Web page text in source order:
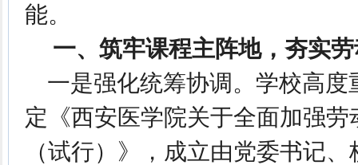
能。
一、筑牢课程主阵地，夯实劳
一是强化统筹协调。学校高度
定《西安医学院关于全面加强
（试行）》，成立由党委书记